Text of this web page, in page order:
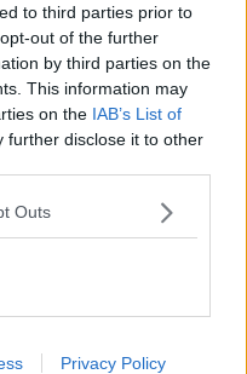
to third parties prior to
out of the further
by third parties on the
This information may
on the IAB’s List of
further disclose it to other
Outs
Privacy Policy